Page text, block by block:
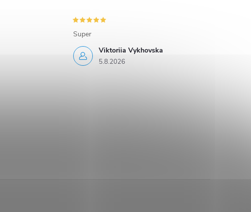
Viktoriia Vykhovska
5.8.2026
Super